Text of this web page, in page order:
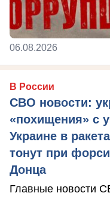
06.08.2026
В России
СВО новости:
«похищения» с
Украине в
тонут при
Донца
Главные новости